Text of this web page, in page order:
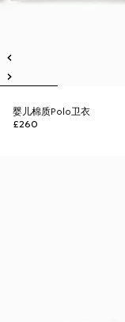
婴儿棉质Polo卫衣
£260